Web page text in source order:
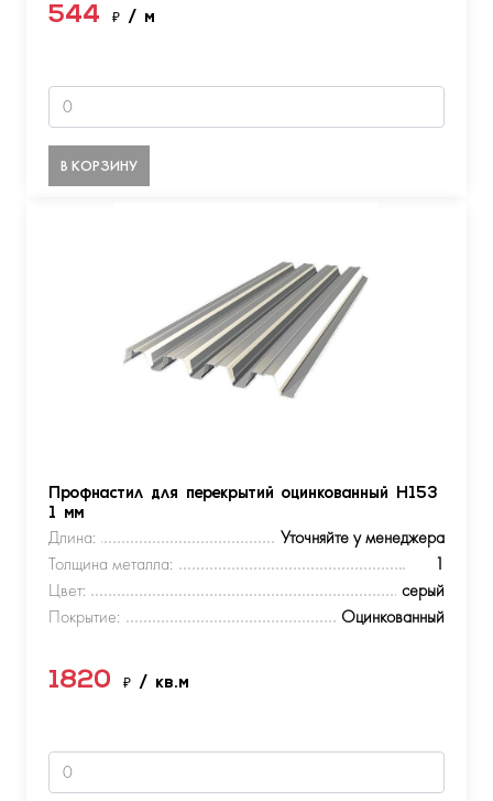
544 ₽ / м
В КОРЗИНУ
Профнастил для перекрытий оцинкованный Н153
1 мм
Длина:
Уточняйте у менеджера
Толщина металла:
1
Цвет:
серый
Покрытие:
Оцинкованный
1820 ₽ / кв.м